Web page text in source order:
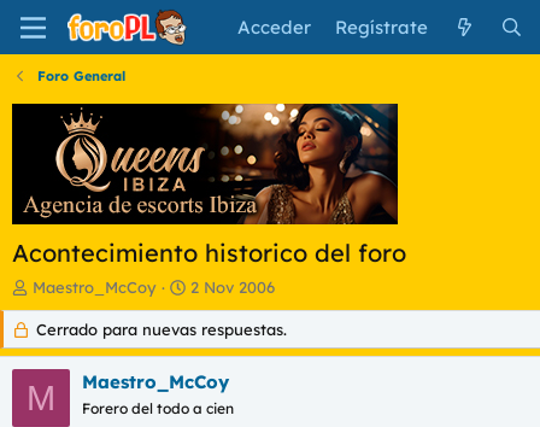
Acceder Regístrate
Foro General
Acontecimiento historico del foro
I
n
c
i
a
d
Maestro_McCoy
F
e
c
h
a
d
e
2 Nov 2006
Cerrado para nuevas respuestas.
M Maestro_McCoy
Forero del todo a cien